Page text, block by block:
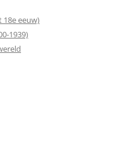
18e eeuw)
1939)